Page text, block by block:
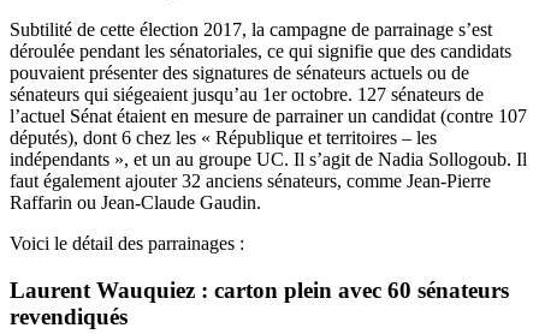
Subtilité de cette élection 2017, la campagne de parrainage s’est
déroulée pendant les sénatoriales, ce qui signifie que des candidats
pouvaient présenter des signatures de sénateurs actuels ou de
sénateurs qui siégeaient jusqu’au 1er octobre. 127 sénateurs de
l’actuel Sénat étaient en mesure de parrainer un candidat (contre 107
députés), dont 6 chez les « République et territoires – les
indépendants », et un au groupe UC. Il s’agit de Nadia Sollogoub. Il
faut également ajouter 32 anciens sénateurs, comme Jean-Pierre
Raffarin ou Jean-Claude Gaudin.
Voici le détail des parrainages :
Laurent Wauquiez : carton plein avec 60 sénateurs
revendiqués